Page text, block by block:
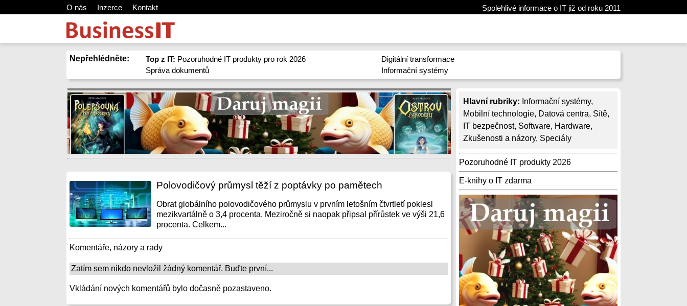
O nás Inzerce Kontakt Spolehlivé informace o IT již od roku 2011
Nepřehlédněte: Top z IT: Pozoruhodné IT produkty pro rok 2026
Správa dokumentů
Digitální transformace
Informační systémy
Hlavní rubriky: Informační systémy,
Mobilní technologie, Datová centra, Sítě,
IT bezpečnost, Software, Hardware,
Zkušenosti a názory, Speciály
Pozoruhodné IT produkty 2026
E-knihy o IT zdarma
Polovodičový průmysl těží z poptávky po pamětech
Obrat globálního polovodičového průmyslu v prvním letošním čtvrtletí poklesl
mezikvartálně o 3,4 procenta. Meziročně si naopak připsal přírůstek ve výši 21,6
procenta. Celkem...
Komentáře, názory a rady
Zatím sem nikdo nevložil žádný komentář. Buďte první...
Vkládání nových komentářů bylo dočasně pozastaveno.